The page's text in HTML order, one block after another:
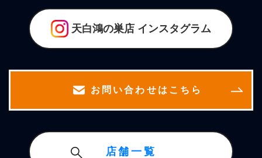
天白鴻の巣店 インスタグラム
お問い合わせはこちら
店舗一覧